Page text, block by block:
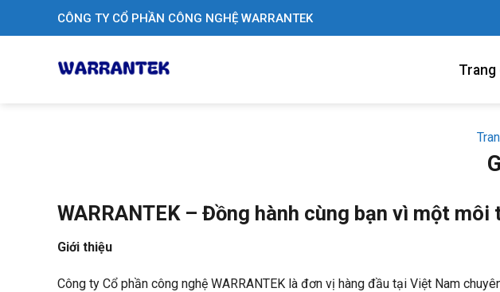
CÔNG TY CỔ PHẦN CÔNG NGHỆ WARRANTEK
Trang
WARRANTEK – Đồng hành cùng bạn vì một
Giới thiệu
Công ty Cổ phần công nghệ WARRANTEK là đơn vị hàng đầu tại Việt Nam